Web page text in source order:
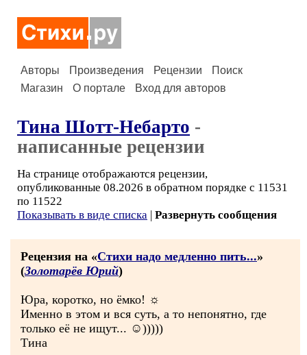
Авторы Произведения Рецензии
Поиск
Магазин
О портале Вход для авторов
Тина Шотт-Небарто -
написанные рецензии
На странице отображаются рецензии,
опубликованные 08.2026 в обратном порядке с 11531
по 11522
Показывать в виде списка | Развернуть сообщения
Рецензия на «Стихи надо медленно пить...»
(Золотарёв Юрий)
Юра, коротко, но ёмко! ☼
Именно в этом и вся суть, а то непонятно, где
только её не ищут... ☺)))))
Тина